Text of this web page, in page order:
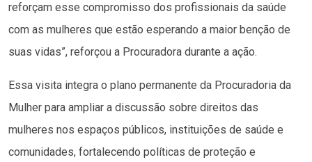
reforçam esse compromisso dos profissionais da saúde
com as mulheres que estão esperando a maior benção de
suas vidas”, reforçou a Procuradora durante a ação.
Essa visita integra o plano permanente da Procuradoria da
Mulher para ampliar a discussão sobre direitos das
mulheres nos espaços públicos, instituições de saúde e
comunidades, fortalecendo políticas de proteção e